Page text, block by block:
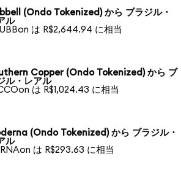
(Ondo Tokenized) から ブラジル・
ル
は R$2,644.94 に相当
Copper (Ondo Tokenized) から ブ
ル・レアル
は R$1,024.43 に相当
(Ondo Tokenized) から ブラジル・
ル
は R$293.63 に相当